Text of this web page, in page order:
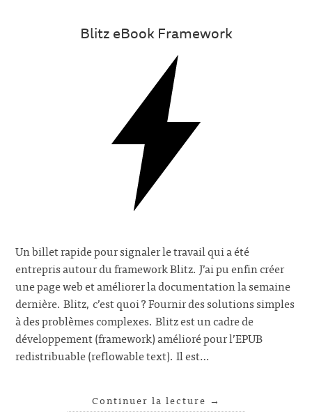
Blitz eBook Framework
Un billet rapide pour signaler le travail qui a été
entrepris autour du framework Blitz. J’ai pu enfin créer
une page web et améliorer la documentation la semaine
dernière. Blitz, c’est quoi ? Fournir des solutions simples
à des problèmes complexes. Blitz est un cadre de
développement (framework) amélioré pour l’EPUB
redistribuable (reflowable text). Il est…
Continuer la lecture →